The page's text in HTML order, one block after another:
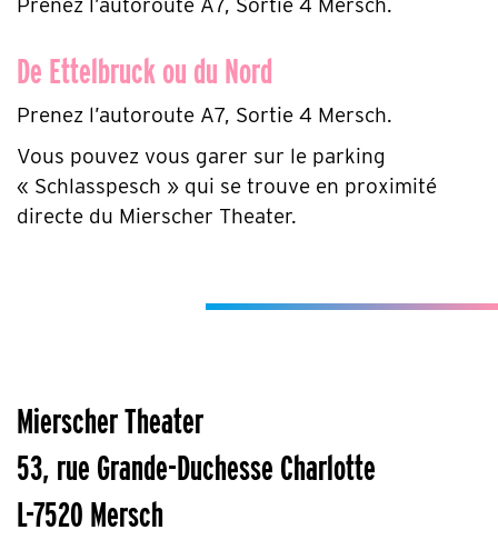
De Ettelbruck ou du Nord
Prenez l’autoroute A7, Sortie 4 Mersch.
Vous pouvez vous garer sur le parking
« Schlasspesch » qui se trouve en proximité
directe du Mierscher Theater.
Mierscher Theater
53, rue Grande-Duchesse Charlotte
L-7520 Mersch